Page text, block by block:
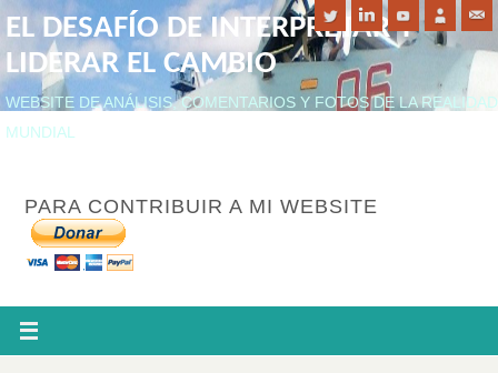
EL DESAFÍO DE INTERPRETAR Y
LIDERAR EL CAMBIO
WEBSITE DE ANÁLISIS, COMENTARIOS Y FOTOS DE LA REALIDAD
MUNDIAL
PARA CONTRIBUIR A MI WEBSITE